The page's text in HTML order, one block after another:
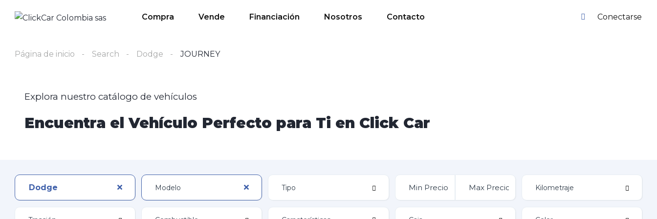
Compra Vende Financiación Nosotros Contacto Conectarse
Página de inicio Search Dodge JOURNEY
Explora nuestro catálogo de vehículos
Encuentra el Vehículo Perfecto para Ti en Click Car
Dodge